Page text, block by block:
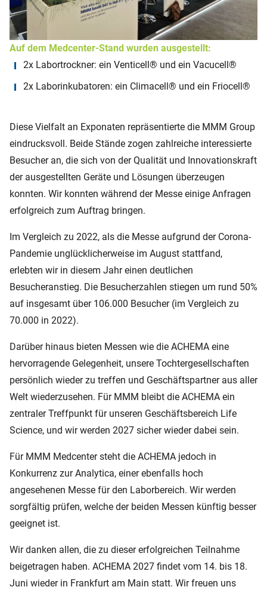
Auf dem Medcenter-Stand wurden ausgestellt:
2x Labortrockner: ein Venticell® und ein Vacucell®
2x Laborinkubatoren: ein Climacell® und ein Friocell®
Diese Vielfalt an Exponaten repräsentierte die MMM Group
eindrucksvoll. Beide Stände zogen zahlreiche interessierte
Besucher an, die sich von der Qualität und Innovationskraft
der ausgestellten Geräte und Lösungen überzeugen
konnten. Wir konnten während der Messe einige Anfragen
erfolgreich zum Auftrag bringen.
Im Vergleich zu 2022, als die Messe aufgrund der Corona-
Pandemie unglücklicherweise im August stattfand,
erlebten wir in diesem Jahr einen deutlichen
Besucheranstieg. Die Besucherzahlen stiegen um rund 50%
auf insgesamt über 106.000 Besucher (im Vergleich zu
70.000 in 2022).
Darüber hinaus bieten Messen wie die ACHEMA eine
hervorragende Gelegenheit, unsere Tochtergesellschaften
persönlich wieder zu treffen und Geschäftspartner aus aller
Welt wiederzusehen. Für MMM bleibt die ACHEMA ein
zentraler Treffpunkt für unseren Geschäftsbereich Life
Science, und wir werden 2027 sicher wieder dabei sein.
Für MMM Medcenter steht die ACHEMA jedoch in
Konkurrenz zur Analytica, einer ebenfalls hoch
angesehenen Messe für den Laborbereich. Wir werden
sorgfältig prüfen, welche der beiden Messen künftig besser
geeignet ist.
Wir danken allen, die zu dieser erfolgreichen Teilnahme
beigetragen haben. ACHEMA 2027 findet vom 14. bis 18.
Juni wieder in Frankfurt am Main statt. Wir freuen uns